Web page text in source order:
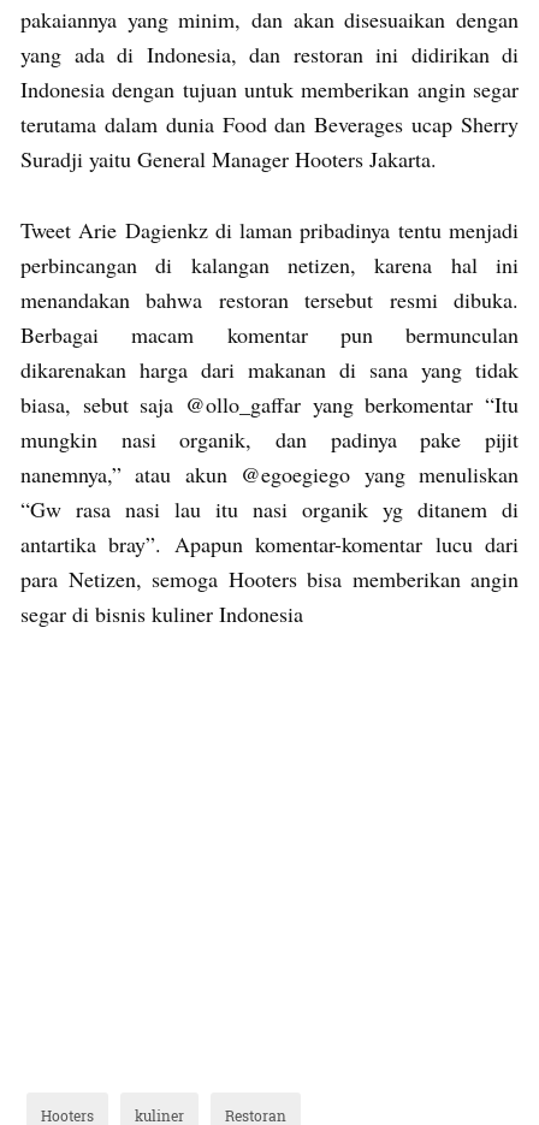
pakaiannya yang minim, dan akan disesuaikan dengan
yang ada di Indonesia, dan restoran ini didirikan di
Indonesia dengan tujuan untuk memberikan angin segar
terutama dalam dunia Food dan Beverages ucap Sherry
Suradji yaitu General Manager Hooters Jakarta.
Tweet Arie Dagienkz di laman pribadinya tentu menjadi
perbincangan di kalangan netizen, karena hal ini
menandakan bahwa restoran tersebut resmi dibuka.
Berbagai macam komentar pun bermunculan
dikarenakan harga dari makanan di sana yang tidak
biasa, sebut saja @ollo_gaffar yang berkomentar “Itu
mungkin nasi organik, dan padinya pake pijit
nanemnya,” atau akun @egoegiego yang menuliskan
“Gw rasa nasi lau itu nasi organik yg ditanem di
antartika bray”. Apapun komentar-komentar lucu dari
para Netizen, semoga Hooters bisa memberikan angin
segar di bisnis kuliner Indonesia
Hooters kuliner Restoran